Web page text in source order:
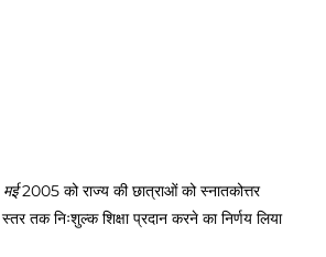
2005 को राज्य की छात्राओं को स्नातकोत्तर
तक निःशुल्क शिक्षा प्रदान करने का निर्णय लिया